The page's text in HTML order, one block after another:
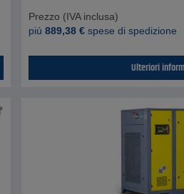
Prezzo (IVA inclusa)
piú889,38 € spese di spedizione
Ulteriori